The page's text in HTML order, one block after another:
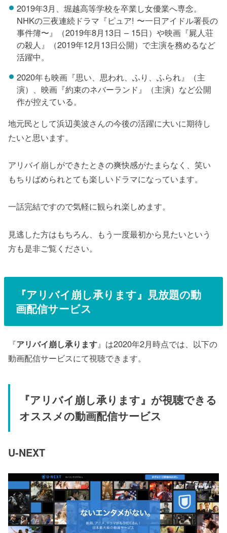
2019年3月、堀越高等学校を卒業し女優業へ専念。
NHKの三夜連続ドラマ『ピュア! 〜一日アイドル署長の
事件簿〜』（2019年8月13日 – 15日）や映画『屍人荘
の殺人』（2019年12月13日公開）で主演を務めるなど
活躍中。
2020年も映画『思い、思われ、ふり、ふられ』（主
演）、映画『約束のネバーランド』（主演）など公開
作が控えている。
地元民として浜辺美波さんの今後の活躍に大いに期待し
たいと思います。
アリバイ崩しができたときの爽快感がたまらなく、笑い
もちりばめられとても楽しいドラマになっています。
一話完結ですので気軽に観られ楽しめます。
見逃した方はもちろん、もう一度最初から見たいという
方も是非ご覧ください。
『アリバイ崩し承ります』 見放題の動
画配信サービス
『アリバイ崩し承ります』は2020年2月時点では、以下の
動画配信サービスにて視聴できます。
『アリバイ崩し承ります』が視聴できる
オススメの動画配信サービス
U-NEXT